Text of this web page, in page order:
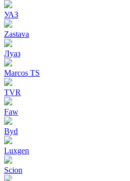
УАЗ
Zastava
Луаз
Marcos TS
TVR
Faw
Byd
Luxgen
Scion